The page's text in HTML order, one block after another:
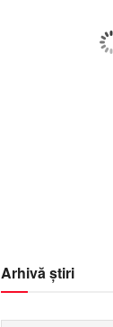
Cer
Wind
Arhivă știri